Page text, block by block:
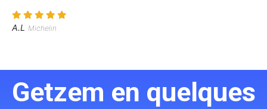
A.L Michelin
Getzem en quelques